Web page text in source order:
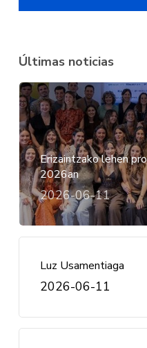
Últimas noticias
Erizaintzako lehen
2026an
2026-06-11
Luz Usamentiaga
2026-06-11